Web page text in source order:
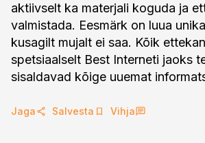
aktiivselt ka materjali koguda ja
valmistada. Eesmärk on luua
kusagilt mujalt ei saa. Kõik
spetsiaalselt Best Interneti jaoks
sisaldavad kõige uuemat
Jaga Salvesta Vihja